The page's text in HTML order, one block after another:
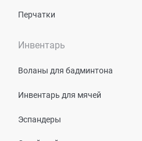
Перчатки
Инвентарь
Воланы для бадминтона
Инвентарь для мячей
Эспандеры